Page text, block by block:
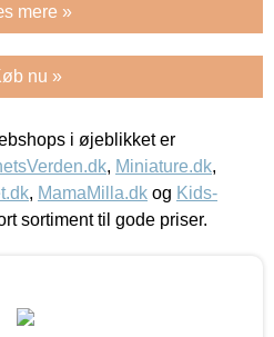
mere »
nu »
i øjeblikket er
, Miniature.dk,
, MamaMilla.dk og Kids-
sortiment til gode priser.